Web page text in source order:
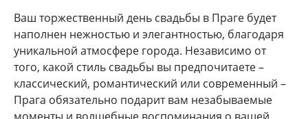
Ваш торжественный день свадьбы в Праге будет
наполнен нежностью и элегантностью, благодаря
уникальной атмосфере города. Независимо от
того, какой стиль свадьбы вы предпочитаете –
классический, романтический или современный –
Прага обязательно подарит вам незабываемые